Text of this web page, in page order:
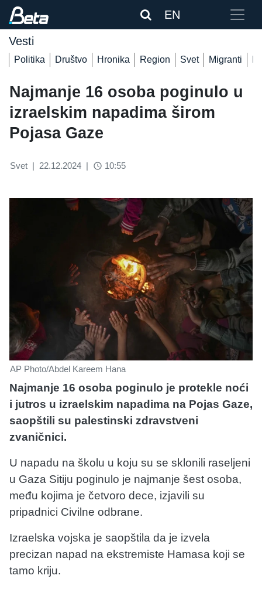
EN
Vesti
Politika Društvo Hronika Region Svet Migranti
Najmanje 16 osoba poginulo u
izraelskim napadima širom
Pojasa Gaze
Svet | 22.12.2024 | access_time 10:55
AP Photo/Abdel Kareem Hana
Najmanje 16 osoba poginulo je protekle noći
i jutros u izraelskim napadima na Pojas Gaze,
saopštili su palestinski zdravstveni
zvaničnici.
U napadu na školu u koju su se sklonili raseljeni
u Gaza Sitiju poginulo je najmanje šest osoba,
među kojima je četvoro dece, izjavili su
pripadnici Civilne odbrane.
Izraelska vojska je saopštila da je izvela
precizan napad na ekstremiste Hamasa koji se
tamo kriju.